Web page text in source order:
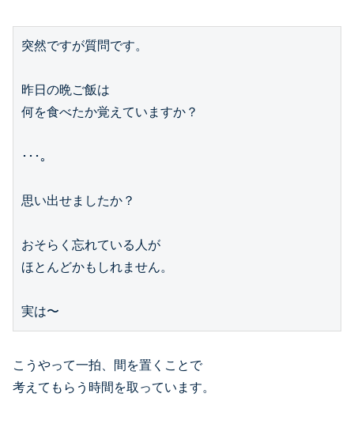
突然ですが質問です。
昨日の晩ご飯は
何を食べたか覚えていますか？
･･･。
思い出せましたか？
おそらく忘れている人が
ほとんどかもしれません。
こうやって一拍、間を置くことで
考えてもらう時間を取っています。